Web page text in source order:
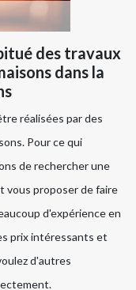
des travaux
dans la
réalisées par des
Pour ce qui
de rechercher une
vous proposer de faire
d'expérience en
prix intéressants et
d'autres